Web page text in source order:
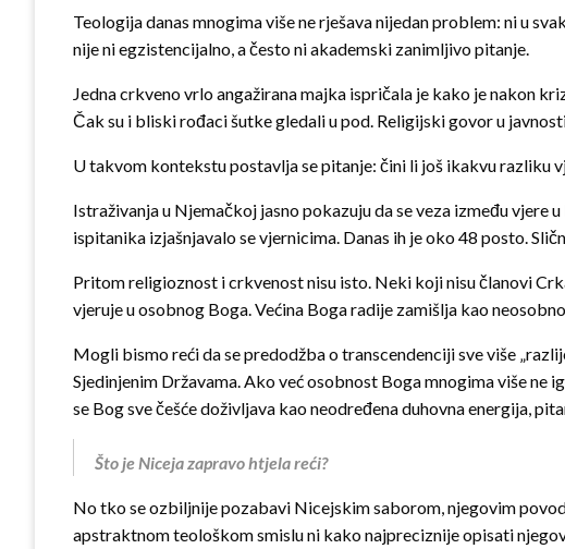
Teologija danas mnogima više ne rješava nijedan problem: ni u
nije ni egzistencijalno, a često ni akademski zanimljivo pitanje.
Jedna crkveno vrlo angažirana majka ispričala je kako je nakon
Čak su i bliski rođaci šutke gledali u pod. Religijski govor u
U takvom kontekstu postavlja se pitanje: čini li još ikakvu razliku
Istraživanja u Njemačkoj jasno pokazuju da se veza između
ispitanika izjašnjavalo se vjernicima. Danas ih je oko 48 posto.
Pritom religioznost i crkvenost nisu isto. Neki koji nisu članovi
vjeruje u osobnog Boga. Većina Boga radije zamišlja kao
Mogli bismo reći da se predodžba o transcendenciji sve više
Sjedinjenim Državama. Ako već osobnost Boga mnogima više ne
se Bog sve češće doživljava kao neodređena duhovna energija,
Što je Niceja zapravo htjela reći?
No tko se ozbiljnije pozabavi Nicejskim saborom, njegovim
apstraktnom teološkom smislu ni kako najpreciznije opisati